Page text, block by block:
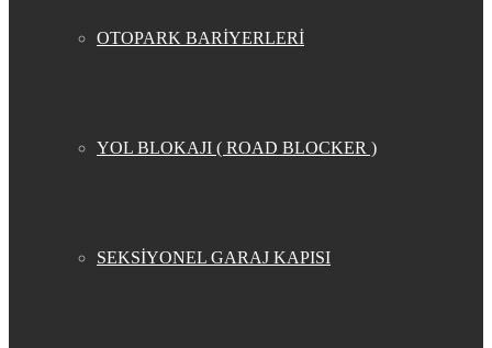
OTOPARK BARİYERLERİ
YOL BLOKAJI ( ROAD BLOCKER )
SEKSİYONEL GARAJ KAPISI